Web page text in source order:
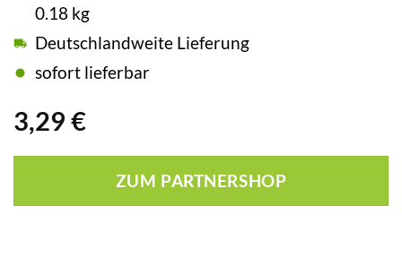
3,29 €
0.18 kg
Deutschlandweite Lieferung
sofort lieferbar
ZUM PARTNERSHOP